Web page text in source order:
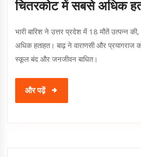
चितरकोट में सबसे अधिक
भारी बारिश ने उत्तर प्रदेश में 18 मौतें उत्पन्न
अधिक हताहत। बाढ़ ने वाराणसी और प्रयागराज
स्कूल बंद और जनजीवन बाधित।
और पढ़ें